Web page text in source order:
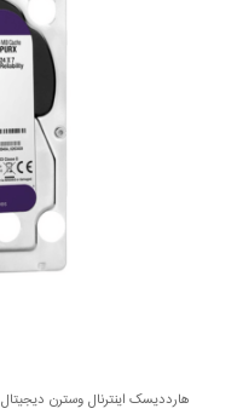
هارددیسک اینترنال وسترن دیجیتال 2TB WD20PURX